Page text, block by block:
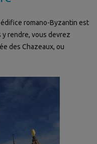
romano-Byzantin est
y rendre, vous devrez
des Chazeaux, ou